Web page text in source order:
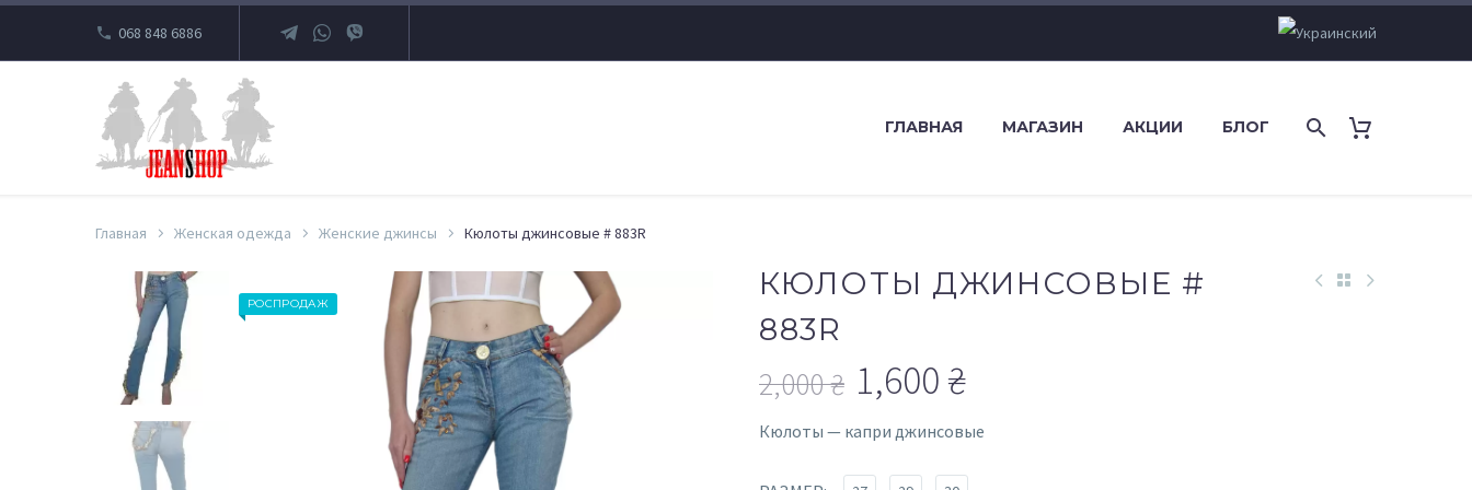
068 848 6886
ГЛАВНАЯ МАГАЗИН АКЦИИ БЛОГ
Главная Женская одежда Женские джинсы Кюлоты джинсовые # 883R
РОСПРОДАЖ
КЮЛОТЫ ДЖИНСОВЫЕ #
883R
2,000₴
Первоначальная
1,600₴
Текущая
Кюлоты — капри джинсовые